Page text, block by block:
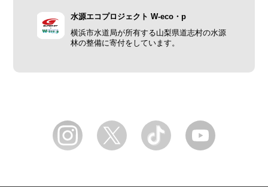
水源エコプロジェクト W-eco・p
横浜市水道局が所有する山梨県道志村の水源
林の整備に寄付をしています。